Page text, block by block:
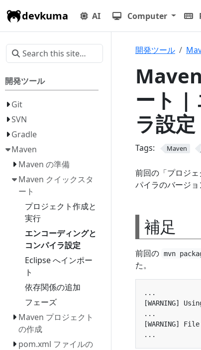
devkuma AI Computer
開発ツール
Git
SVN
Gradle
Maven
Maven の準備
Maven クイックスタ
ート
プロジェクト作成と
実行
エンコーディングと
コンパイラ設定
Eclipse へインポー
ト
依存関係の追加
フェーズ
Maven プロジェクト
の作成
pom.xml ファイルの
開発ツール
ート |
ラ設定
Tags: Maven
前回の「プロジ
パイラのバージョ
補足
前回の mvn
た。